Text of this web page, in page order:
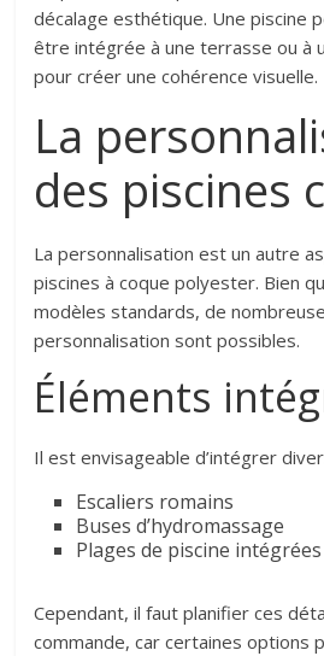
décalage esthétique. Une piscine
être intégrée à une terrasse ou à
pour créer une cohérence visuelle.
La
des piscines
La personnalisation est un autre
piscines à coque polyester. Bien
modèles standards, de
personnalisation sont possibles.
Éléments
Il est envisageable d’intégrer
Escaliers romains
Buses d’hydromassage
Plages de piscine intégrées
Cependant, il faut planifier ces
commande, car certaines options